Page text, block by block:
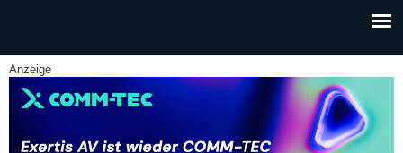
Anzeige